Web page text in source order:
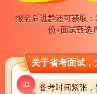
报名后进群还可获取
份+面试甄选
关于省考面试
01
备考时间紧张